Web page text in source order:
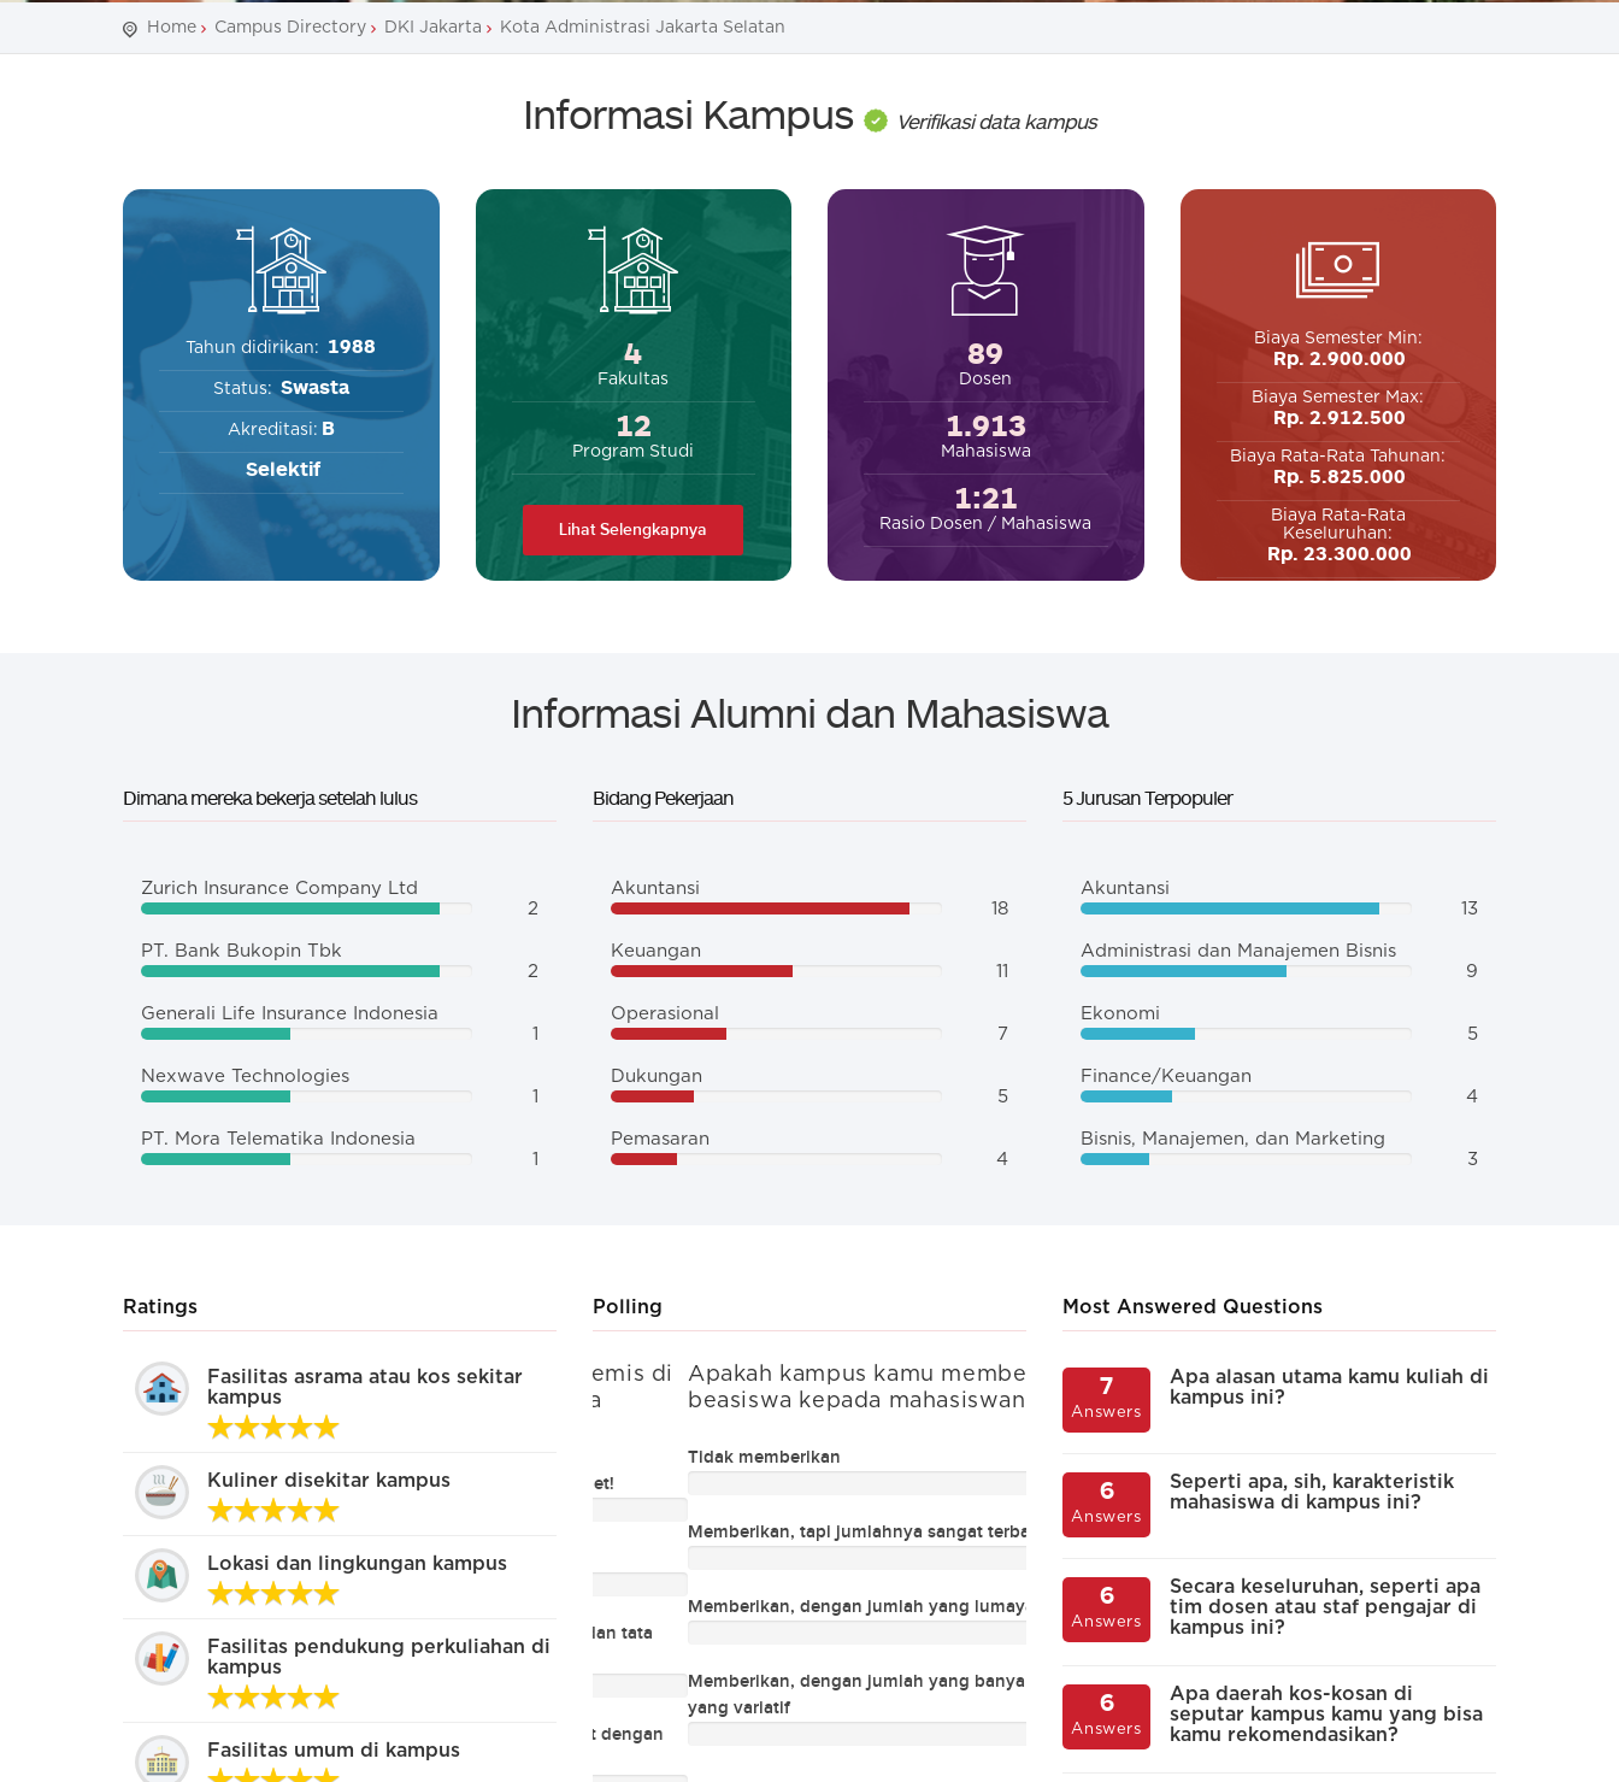
Home Campus Directory DKI Jakarta Kota Administrasi Jakarta Selatan
Informasi Kampus Verifikasi data kampus
Tahun didirikan: 1988
Status: Swasta
Akreditasi: B
Selektif
4
Fakultas
12
Program Studi
Lihat Selengkapnya
89
Dosen
1.913
Mahasiswa
1:21
Rasio Dosen / Mahasiswa
Biaya Semester Min:
Rp. 2.900.000
Biaya Semester Max:
Rp. 2.912.500
Biaya Rata-Rata Tahunan:
Rp. 5.825.000
Biaya Rata-Rata
Keseluruhan:
Rp. 23.300.000
Informasi Alumni dan Mahasiswa
Dimana mereka bekerja setelah lulus
Zurich Insurance Company Ltd
2
PT. Bank Bukopin Tbk
2
Generali Life Insurance Indonesia
1
Nexwave Technologies
1
PT. Mora Telematika Indonesia
1
Bidang Pekerjaan
Akuntansi
18
Keuangan
11
Operasional
7
Dukungan
5
Pemasaran
4
5 Jurusan Terpopuler
Akuntansi
13
Administrasi dan Manajemen Bisnis
9
Ekonomi
5
Finance/Keuangan
4
Bisnis, Manajemen, dan Marketing
3
Ratings
Fasilitas asrama atau kos sekitar
kampus
Kuliner disekitar kampus
Lokasi dan lingkungan kampus
Fasilitas pendukung perkuliahan di
kampus
Fasilitas umum di kampus
Kegiatan sosial mahasiswa
Biaya kuliah
Kualitas akademis
Kualitas pengajar
Layanan konseling pendidikan dan
karir
Polling
Seperti apa layanan non-akademis di
kampus serta hubungan antara
mahasiswa dengan kampus?
Sangat kaku. Pihak kampus otoriter banget!
Kurang peduli. Pihak kampus sok sibuk
Cukup baik, tapi layanan non-akademis dan tata
caranya bertele-tele
Sangat baik. Pihak kampus peduli banget dengan
mahasiswa
Apakah kampus kamu memberikan
beasiswa kepada mahasiswanya?
Tidak memberikan
Memberikan, tapi jumlahnya sangat terbatas
Memberikan, dengan jumlah yang lumayan banyak
Memberikan, dengan jumlah yang banyak dan jenis
yang variatif
Apakah kampus kamu memberikan
beasiswa kepada mahasiswanya?
Memberikan, tapi jumlahnya sangat terbatas
Memberikan, dengan jumlah yang lumayan banyak
Memberikan, dengan jumlah yang banyak dan jenis
yang variatif
Apakah
Kekerasan cukup
Most Answered Questions
7
Answers
Apa alasan utama kamu kuliah di
kampus ini?
6
Answers
Seperti apa, sih, karakteristik
mahasiswa di kampus ini?
6
Answers
Secara keseluruhan, seperti apa
tim dosen atau staf pengajar di
kampus ini?
6
Answers
Apa daerah kos-kosan di
seputar kampus kamu yang bisa
kamu rekomendasikan?